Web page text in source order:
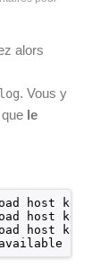
alors
. Vous y
le
host key: ./
host key: ./
host key: ./
available --